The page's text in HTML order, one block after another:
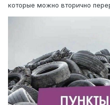
которые можно вторично